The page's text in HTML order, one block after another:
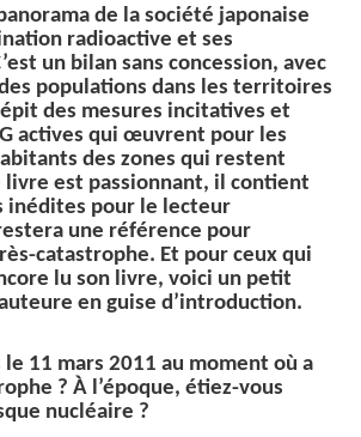
de la société japonaise
radioactive et ses
un bilan sans concession, avec
populations dans les territoires
des mesures incitatives et
actives qui œuvrent pour les
des zones qui restent
livre est passionnant, il contient
inédites pour le lecteur
une référence pour
catastrophe. Et pour ceux qui
lu son livre, voici un petit
en guise d’introduction.
11 mars 2011 au moment où a
? À l’époque, étiez-vous
nucléaire ?